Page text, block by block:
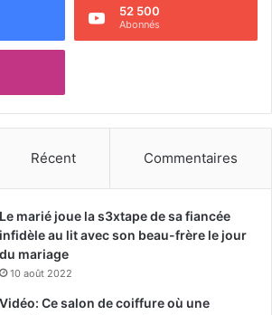
52 500
Abonnés
Récent Commentaires
Le marié joue la s3xtape de sa fiancée
infidèle au lit avec son beau-frère le jour
du mariage
10 août 2022
Vidéo: Ce salon de coiffure où une